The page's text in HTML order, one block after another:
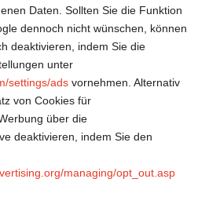
Daten. Sollten Sie die Funktion
dennoch nicht wünschen, können
deaktivieren, indem Sie die
unter
settings/ads vornehmen. Alternativ
von Cookies für
über die
deaktivieren, indem Sie den
managing/opt_out.asp